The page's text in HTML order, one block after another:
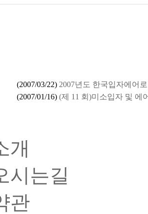
(2007/03/22) 2007년도 한국입자에어
(2007/01/16) (제 11 회)미소입자 및 에
개
시는길
관